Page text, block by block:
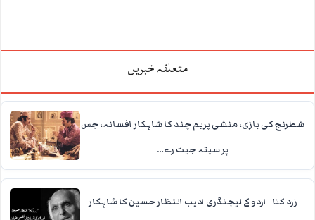
متعلقہ خبریں
شطرنج کی بازی، منشی پریم چند کا شاہکار افسانہ، جس
پر سیتہ جیت رے…
زرد کتا -اردو کے لیجنڈری ادیب انتظار حسین کا شاہکار